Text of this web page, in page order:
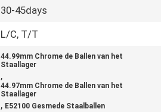
30-45days
L/C, T/T
44.99mm Chrome de Ballen van het
Staallager
,
44.97mm Chrome de Ballen van het
Staallager
, E52100 Gesmede Staalballen